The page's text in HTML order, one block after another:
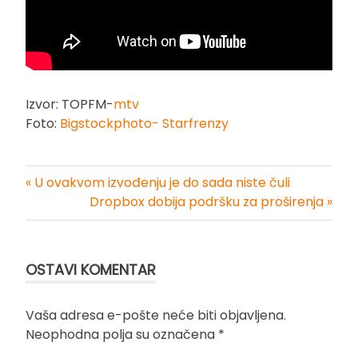
Izvor: TOPFM-mtv
Foto: Bigstockphoto- Starfrenzy
Kretanje
« U ovakvom izvođenju je do sada niste čuli
Dropbox dobija podršku za proširenja »
OSTAVI KOMENTAR
Vaša adresa e-pošte neće biti objavljena.
Neophodna polja su označena *